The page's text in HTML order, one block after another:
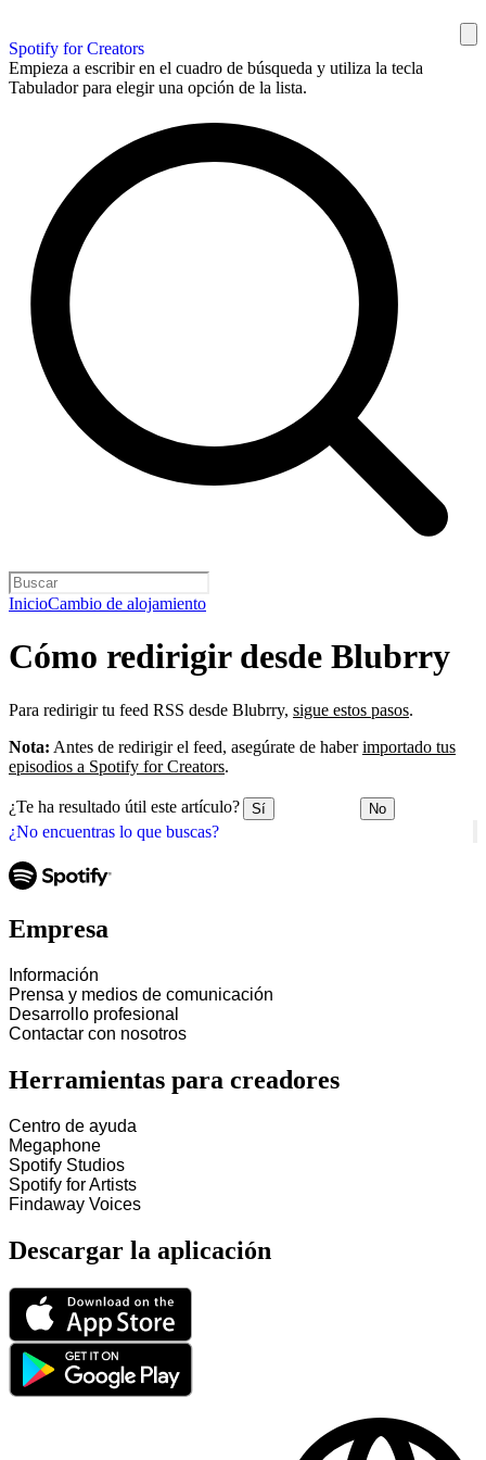
Spotify for Creators
Empieza a escribir en el cuadro de búsqueda y utiliza la tecla
Tabulador para elegir una opción de la lista.
InicioCambio de alojamiento
¿No encuentras lo que buscas?
Cómo redirigir desde Blubrry
Para redirigir tu feed RSS desde Blubrry, sigue estos pasos.
Nota: Antes de redirigir el feed, asegúrate de haberimportado tus
episodios a Spotify for Creators.
¿Te ha resultado útil este artículo? Sí No
Empresa
Información
Prensa y medios de comunicación
Desarrollo profesional
Contactar con nosotros
Herramientas para creadores
Centro de ayuda
Megaphone
Spotify Studios
Spotify for Artists
Findaway Voices
Descargar la aplicación